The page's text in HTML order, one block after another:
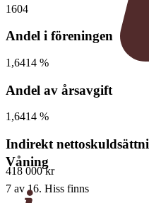
Våning
7 av 16. Hiss finns
1604
Andel i föreningen
1,6414 %
Andel av årsavgift
1,6414 %
Indirekt
418 000 kr